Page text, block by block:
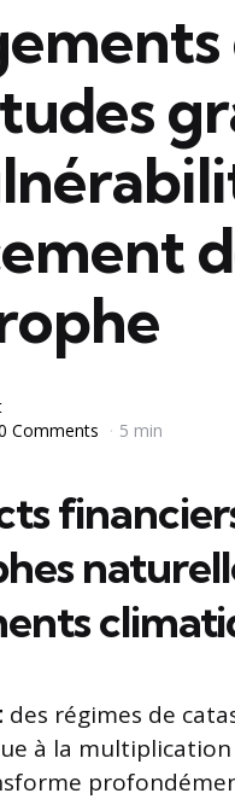
Comments 5 min
des régimes de
à la